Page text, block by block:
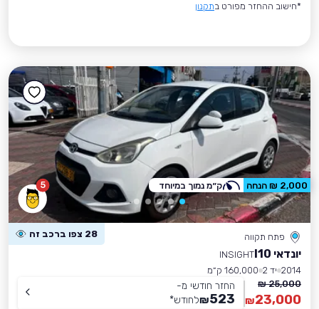
*חישוב ההחזר מפורט בתקנון
5
פתח תקווה 28 צפו ברכב זה
יונדאי I10
INSIGHT
2014 יד 2
160,000 ק״מ
25,000 ₪
23,000
₪
החזר חודשי מ-
523
₪לחודש*
2,000 ₪ הנחה ק״מ נמוך במיוחד